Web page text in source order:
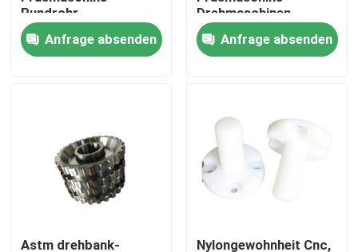
Kontakt mit uns
Rechtssachen
Selbstspritzen
Teile von Haushaltsgeräten Spritzguss
Rundrohr
Anfrage absenden
Drehmaschinen-
Hardware-Teile
Anfrage absenden
Astm drehbank- Nylongewohnheit Cnc,